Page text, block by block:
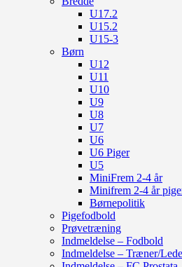
U17.2
U15.2
U15-3
Børn
U12
U11
U10
U9
U8
U7
U6
U6 Piger
U5
MiniFrem 2-4 år
Minifrem 2-4 år
Børnepolitik
Pigefodbold
Prøvetræning
Indmeldelse – Fodbold
Indmeldelse – Træner/